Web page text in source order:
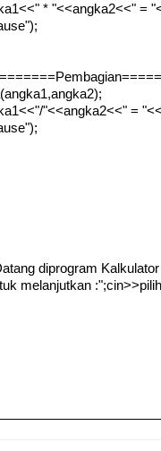
* "<<angka2<<" =
"<<angka2<<" =
diprogram
melanjutkan